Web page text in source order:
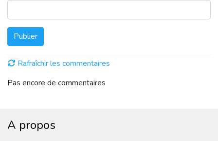
Publier
Rafraîchir les commentaires
Pas encore de commentaires
A propos